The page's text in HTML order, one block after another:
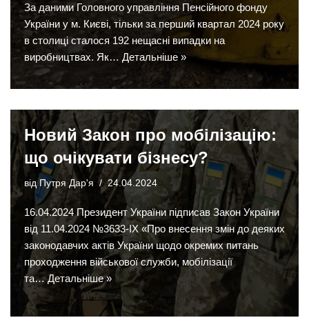
За даними Головного управління Пенсійного фонду
України у м. Києві, тільки за перший квартал 2024 року
в столиці сталося 192 нещасні випадки на
виробництвах. Як… Детальніше »
Новий Закон про мобілізацію:
що очікувати бізнесу?
відПутря Дар'я 24.04.2024
16.04.2024 Президент України підписав Закон України
від 11.04.2024 №3633-IX «Про внесення змін до деяких
законодавчих актів України щодо окремих питань
проходження військової служби, мобілізації
та…Детальніше »